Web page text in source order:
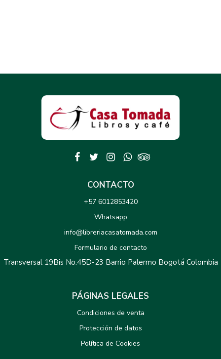
CONTACTO
+57 6012853420
Whatsapp
info@libreriacasatomada.com
Formulario de contacto
Transversal 19Bis No.45D-23 Barrio Palermo Bogotá Colombia
PÁGINAS LEGALES
Condiciones de venta
Protección de datos
Política de Cookies